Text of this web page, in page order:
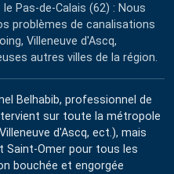
Pas-de-Calais (62) : Nous
problèmes de canalisations
Villeneuve d'Ascq,
autres villes de la région.
Belhabib, professionnel de
sur toute la métropole
d'Ascq, ect.), mais
Saint-Omer pour tous les
bouchée et engorgée